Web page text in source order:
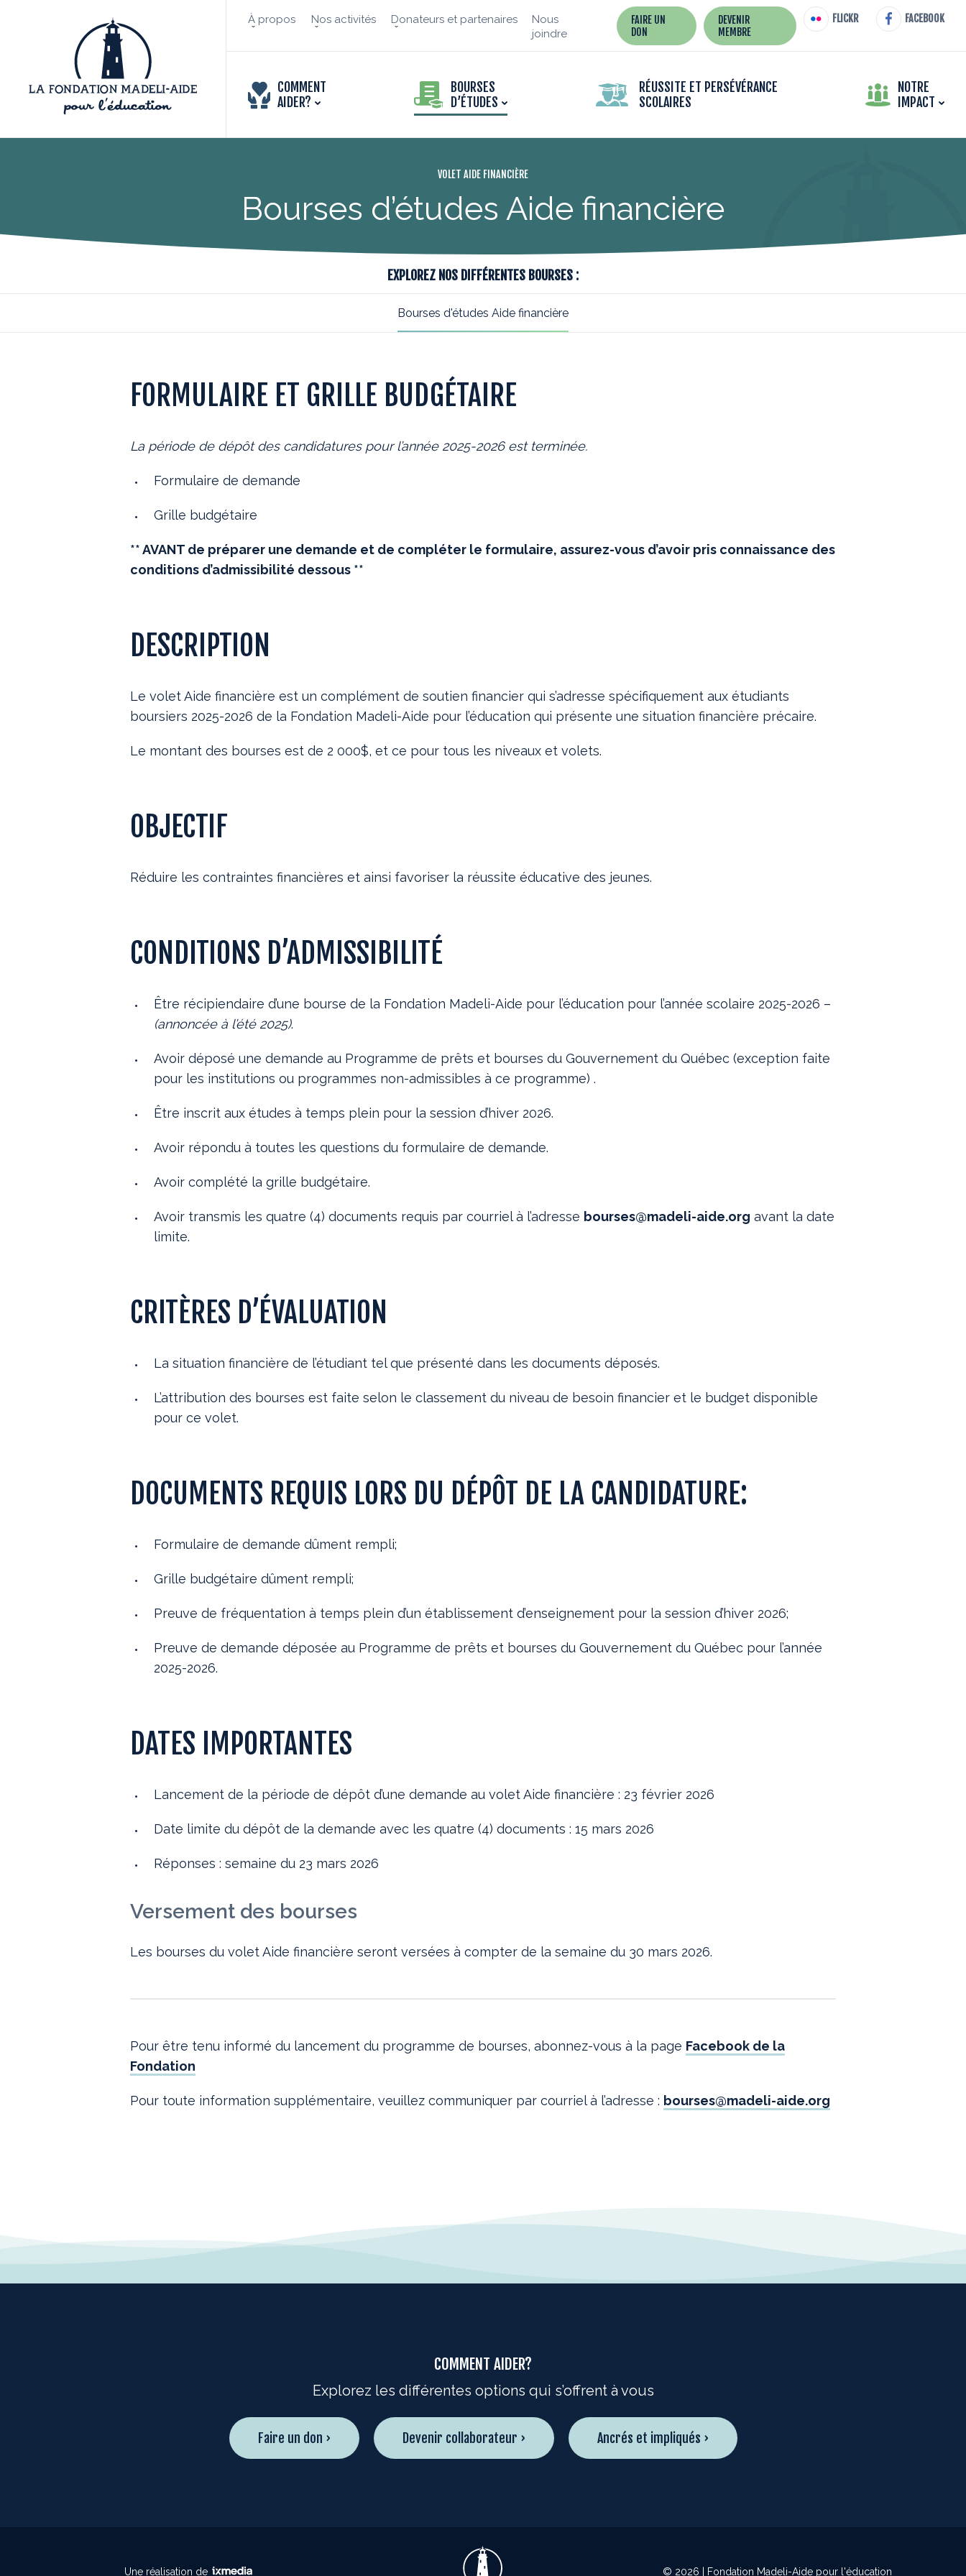
À propos Nos activités Donateurs et partenaires
Nous
joindre
FAIRE UN
DON
DEVENIR
MEMBRE
FLICKR FACEBOOK
COMMENT
AIDER?
BOURSES
D’ÉTUDES
RÉUSSITE ET PERSÉVÉRANCE
SCOLAIRES
NOTRE
IMPACT
VOLET AIDE FINANCIÈRE
Bourses d’études Aide financière
EXPLOREZ NOS DIFFÉRENTES BOURSES :
Bourses d'études Aide financière
FORMULAIRE ET GRILLE BUDGÉTAIRE
La période de dépôt des candidatures pour l’année 2025-2026 est terminée.
Formulaire de demande
Grille budgétaire
** AVANT de préparer une demande et de compléter le formulaire, assurez-vous d’avoir pris connaissance des
conditions d’admissibilité dessous **
DESCRIPTION
Le volet Aide financière est un complément de soutien financier qui s’adresse spécifiquement aux étudiants
boursiers 2025-2026 de la Fondation Madeli-Aide pour l’éducation qui présente une situation financière précaire.
Le montant des bourses est de 2 000$, et ce pour tous les niveaux et volets.
OBJECTIF
Réduire les contraintes financières et ainsi favoriser la réussite éducative des jeunes.
CONDITIONS D’ADMISSIBILITÉ
Être récipiendaire d’une bourse de la Fondation Madeli-Aide pour l’éducation pour l’année scolaire 2025-2026 –
(annoncée à l’été 2025).
Avoir déposé une demande au Programme de prêts et bourses du Gouvernement du Québec (exception faite
pour les institutions ou programmes non-admissibles à ce programme) .
Être inscrit aux études à temps plein pour la session d’hiver 2026.
Avoir répondu à toutes les questions du formulaire de demande.
Avoir complété la grille budgétaire.
Avoir transmis les quatre (4) documents requis par courriel à l’adresse bourses@madeli-aide.org avant la date
limite.
CRITÈRES D’ÉVALUATION
La situation financière de l’étudiant tel que présenté dans les documents déposés.
L’attribution des bourses est faite selon le classement du niveau de besoin financier et le budget disponible
pour ce volet.
DOCUMENTS REQUIS LORS DU DÉPÔT DE LA CANDIDATURE:
Formulaire de demande dûment rempli;
Grille budgétaire dûment rempli;
Preuve de fréquentation à temps plein d’un établissement d’enseignement pour la session d’hiver 2026;
Preuve de demande déposée au Programme de prêts et bourses du Gouvernement du Québec pour l’année
2025-2026.
DATES IMPORTANTES
Lancement de la période de dépôt d’une demande au volet Aide financière : 23 février 2026
Date limite du dépôt de la demande avec les quatre (4) documents : 15 mars 2026
Réponses : semaine du 23 mars 2026
Versement des bourses
Les bourses du volet Aide financière seront versées à compter de la semaine du 30 mars 2026.
Pour être tenu informé du lancement du programme de bourses, abonnez-vous à la page Facebook de la
Fondation
Pour toute information supplémentaire, veuillez communiquer par courriel à l’adresse : bourses@madeli-aide.org
COMMENT AIDER?
Explorez les différentes options qui s’offrent à vous
Faire un don › Devenir collaborateur › Ancrés et impliqués ›
Une réalisation de © 2026 | Fondation Madeli-Aide pour l'éducation